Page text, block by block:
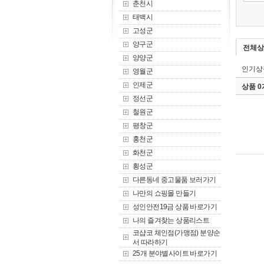
춘천시
태백시
고성군
양구군
양양군
영월군
인제군
정선군
철원군
평창군
홍천군
화천군
횡성군
다른동네 중고물품 보러가기
나만의 쇼핑몰 만들기
성인안전19금 상품 바로가기
나의 즐겨찾는 상품리스트
코샵코 체인점(가맹점) 분양순
서 따라하기
25개 분야별사이트 바로가기
전체
인기
상품